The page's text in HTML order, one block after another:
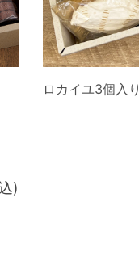
)
ロカイユ3個入り